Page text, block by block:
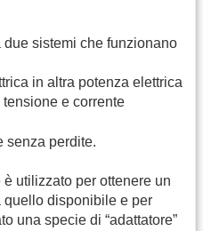
due sistemi che funzionano
in altra potenza elettrica
e corrente
senza perdite.
utilizzato per ottenere un
disponibile e per
una specie di “adattatore”